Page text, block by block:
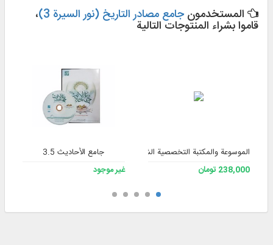
المستخدمون جامع مصادر التاريخ (نور السيرة 3) ،
قاموا بشراء المنتوجات التالية
الموسوعة والمكتبة التخصصية الشاملة للفقه 3
238,000 تومان
جامع الأحاديث 3.5
غير موجود